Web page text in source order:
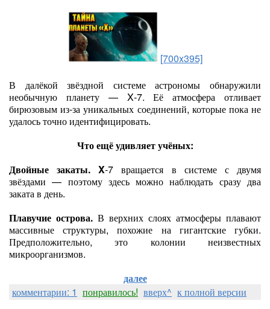
[700x395]
В далёкой звёздной системе астрономы обнаружили
необычную планету — X‑7. Её атмосфера отливает
бирюзовым из‑за уникальных соединений, которые пока не
удалось точно идентифицировать.
Что ещё удивляет учёных:
Двойные закаты. X‑7 вращается в системе с двумя
звёздами — поэтому здесь можно наблюдать сразу два
заката в день.
Плавучие острова. В верхних слоях атмосферы плавают
массивные структуры, похожие на гигантские губки.
Предположительно, это колонии неизвестных
микроорганизмов.
далее
комментарии: 1 понравилось! вверх^ к полной версии